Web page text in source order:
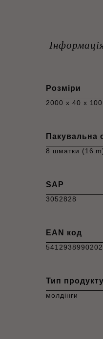
Розміри
2000 x 40 x
Пакувальна
8 шматки (16
SAP
3052828
EAN код
5412938990202
Тип продукту
молдінги